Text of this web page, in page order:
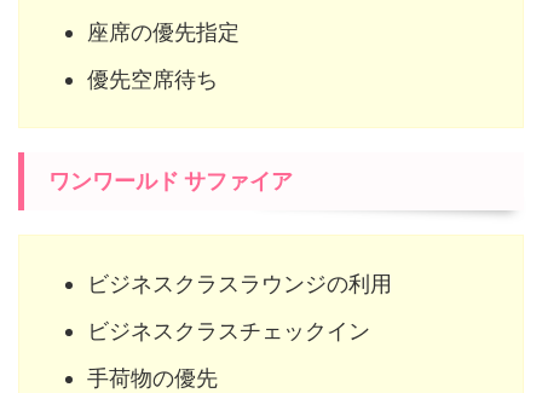
座席の優先指定
優先空席待ち
ワンワールド サファイア
ビジネスクラスラウンジの利用
ビジネスクラスチェックイン
手荷物の優先